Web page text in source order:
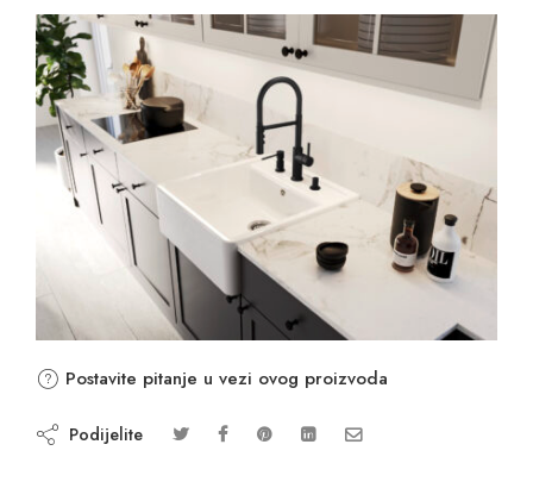
Postavite pitanje u vezi ovog proizvoda
Podijelite